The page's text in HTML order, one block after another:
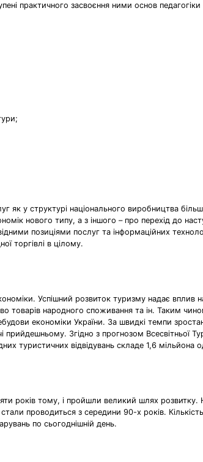
практичного засвоєння ними основ педагогіки
у структурі національного виробництва
нового типу, а з іншого – про перехід до
позиціями послуг та інформаційних
торгівлі в цілому.
Успішний розвиток туризму надає вплив
товарів народного споживання та ін. Таким
економіки України. За швидкі темпи
Згідно з прогнозом Всесвітньої
туристичних відвідувань складе 1,6 мільйона
років тому, і пройшли великий шлях
проводиться з середини 90-х років.
по сьогоднішній день.